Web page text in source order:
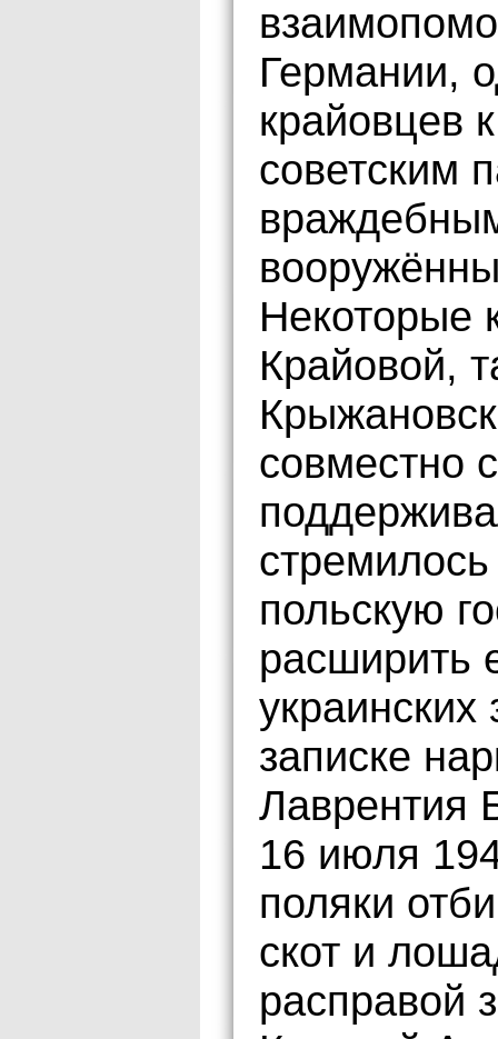
Германии,
крайовцев
советским
Некоторые
Крайовой,
совместно
польскую
расширить
записке
Лаврентия
16 июля
поляки
скот и
расправой